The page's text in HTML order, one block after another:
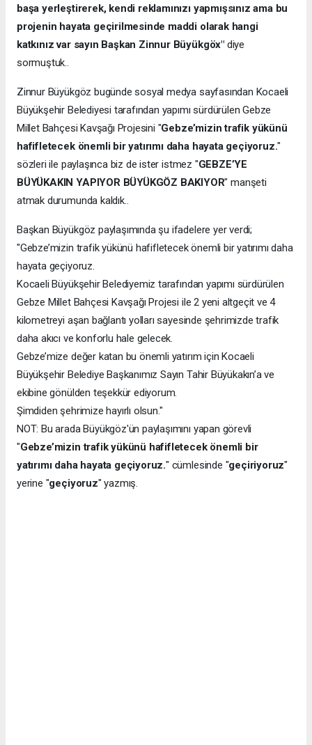
başa yerleştirerek, kendi reklamınızı yapmışsınız ama bu
projenin hayata geçirilmesinde maddi olarak hangi
katkınız var sayın Başkan Zinnur Büyükgöx" diye
sormuştuk..
Zinnur Büyükgöz bugünde sosyal medya sayfasından Kocaeli
Büyükşehir Belediyesi tarafından yapımı sürdürülen Gebze
Millet Bahçesi Kavşağı Projesini "Gebze’mizin trafik yükünü
hafifletecek önemli bir yatırımı daha hayata geçiyoruz."
sözleri ile paylaşınca biz de ister istmez "GEBZE’YE
BÜYÜKAKIN YAPIYOR BÜYÜKGÖZ BAKIYOR" manşeti
atmak durumunda kaldık..
Başkan Büyükgöz paylaşımında şu ifadelere yer verdi;
"Gebze’mizin trafik yükünü hafifletecek önemli bir yatırımı daha
hayata geçiyoruz.
Kocaeli Büyükşehir Belediyemiz tarafından yapımı sürdürülen
Gebze Millet Bahçesi Kavşağı Projesi ile 2 yeni altgeçit ve 4
kilometreyi aşan bağlantı yolları sayesinde şehrimizde trafik
daha akıcı ve konforlu hale gelecek.
Gebze’mize değer katan bu önemli yatırım için Kocaeli
Büyükşehir Belediye Başkanımız Sayın Tahir Büyükakın’a ve
ekibine gönülden teşekkür ediyorum.
Şimdiden şehrimize hayırlı olsun."
NOT: Bu arada Büyükgöz'ün paylaşımını yapan görevli
"Gebze’mizin trafik yükünü hafifletecek önemli bir
yatırımı daha hayata geçiyoruz." cümlesinde "geçiriyoruz"
yerine "geçiyoruz" yazmış.